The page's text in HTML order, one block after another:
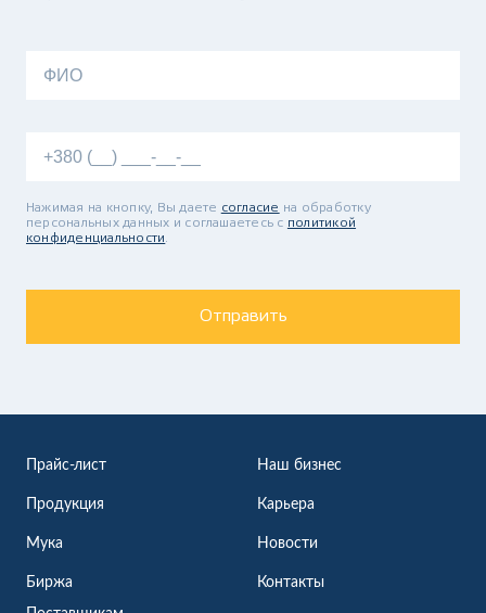
Нажимая на кнопку, Вы даете согласие на обработку
персональных данных и соглашаетесь c политикой
конфиденциальности.
Отправить
Прайс-лист
Продукция
Мука
Биржа
Наш бизнес
Карьера
Новости
Контакты